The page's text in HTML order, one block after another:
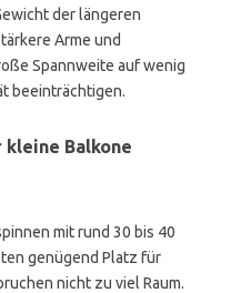
der längeren
Arme und
Spannweite auf wenig
beeinträchtigen.
Balkone
mit rund 30 bis 40
genügend Platz für
nicht zu viel Raum.